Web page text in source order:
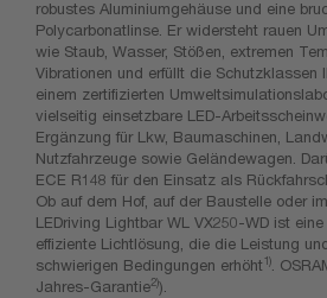
robustes Aluminiumgehäuse und eine
Polycarbonatlinse. Er widersteht rauen
wie Staub, Wasser, Stößen, extremen
Vibrationen und erfüllt die Schutzklassen
einem zertifizierten
vielseitig einsetzbare LED-
Ergänzung für Lkw, Baumaschinen,
Nutzfahrzeuge sowie Geländewagen.
ECE R148 für den Einsatz als
Ob auf dem Hof, auf der Baustelle oder
LEDriving Lightbar WL VX250-WD ist
effiziente Lichtlösung, die die Leistung
schwierigen Bedingungen erhöht1)
.
Jahres-Garantie2)).